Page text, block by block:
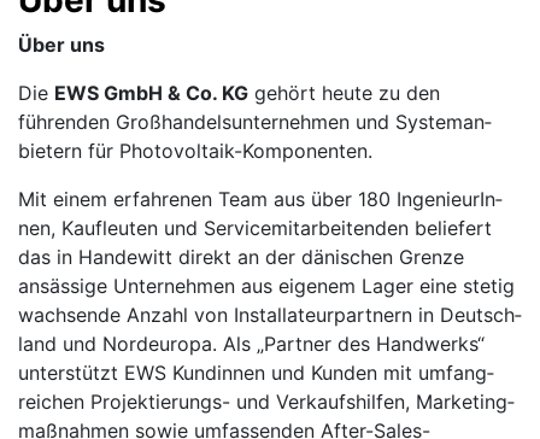
Über uns
Die EWS GmbH & Co. KG gehört heute zu den
führenden Groß­handels­unter­nehmen und System­an­
bietern für Photovoltaik-Komponenten.
Mit einem erfahrenen Team aus über 180 Inge­nieurIn­
nen, Kauf­leuten und Service­mitarbei­tenden beliefert
das in Handewitt direkt an der dänischen Grenze
ansässige Unter­nehmen aus eigenem Lager eine stetig
wachsende Anzahl von Instal­lateur­part­nern in Deutsch­
land und Nord­europa. Als „Partner des Handwerks“
unterstützt EWS Kundin­nen und Kunden mit umfang­
reichen Projek­tierungs- und Ver­kaufs­hilfen, Marketing­
maß­nahmen sowie umfassen­den After-Sales-